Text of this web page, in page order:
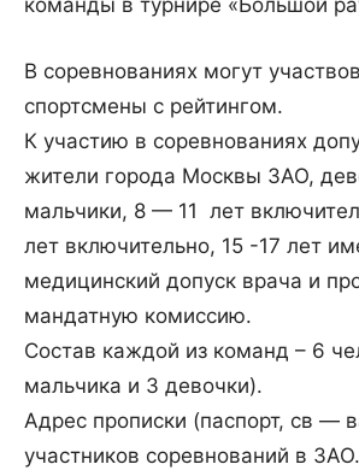
команды в турнире «Большой
В соревнованиях могут
спортсмены с рейтингом.
К участию в соревнованиях
жители города Москвы ЗАО,
мальчики, 8 — 11 лет
лет включительно, 15 -17 лет
медицинский допуск врача и
мандатную комиссию.
Состав каждой из команд – 6
мальчика и 3 девочки).
Адрес прописки (паспорт, св —
участников соревнований в ЗАО.